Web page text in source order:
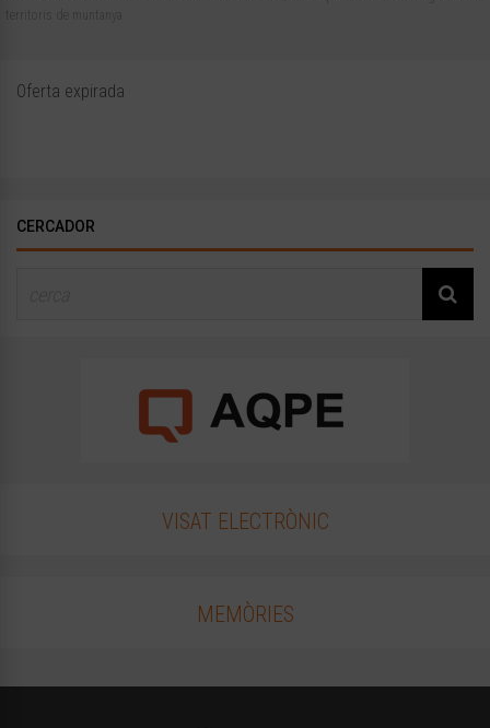
Oferta expirada
CERCADOR
VISAT ELECTRÒNIC
MEMÒRIES